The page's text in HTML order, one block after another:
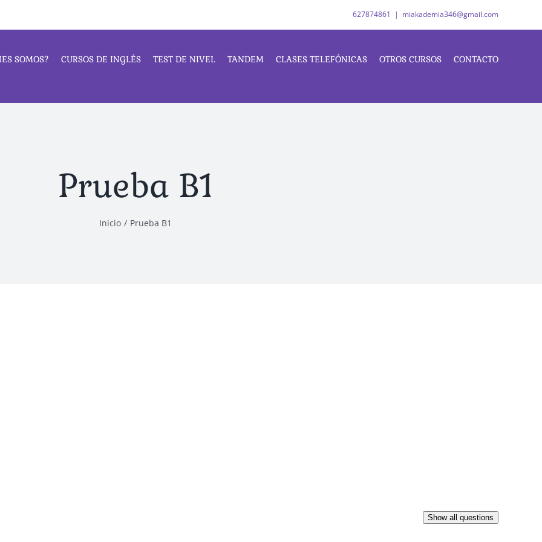
627874861 | miakademia346@gmail.com
SOMOS? CURSOS DE INGLÉS TEST DE NIVEL TANDEM CLASES TELEFÓNICAS OTROS CURSOS CONTACTO
Prueba B1
Inicio / Prueba B1
Show all questions